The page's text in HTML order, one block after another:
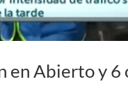
en Abierto y 6